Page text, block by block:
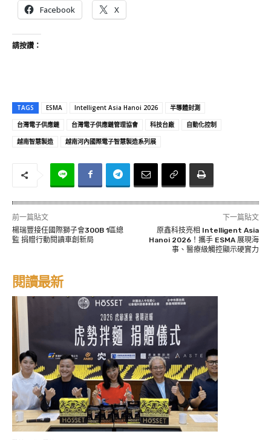
Facebook X
請按讚：
TAGS ESMA Intelligent Asia Hanoi 2026
半導體封測
台灣電子供應鏈
台灣電子供應鏈管理協會 科技台廠
自動化控制
越南智慧製造
越南河內國際電子智慧製造系列展
前一篇貼文
楊瑞豐接任國際獅子會300B 1區總
監 捐贈行動閱讀車創新局
下一篇貼文
原鑫科技亮相 Intelligent Asia
Hanoi 2026！攜手 ESMA 展現海
事、醫療級觸控顯示硬實力
閱讀最新